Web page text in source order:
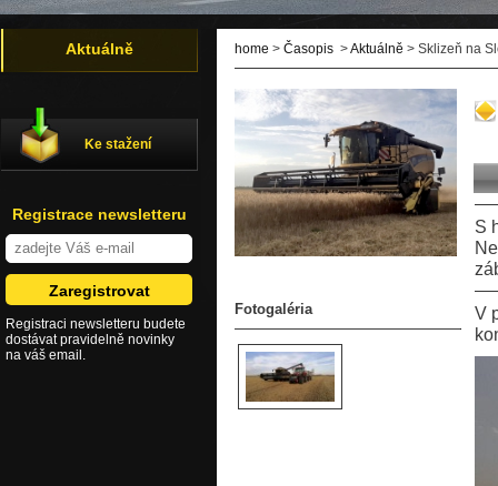
home > Časopis >Aktuálně > Sklizeň na
S
V
Fotogaléria
Aktuálně
Ke stažení
Registrace newsletteru
Registraci newsletteru budete
dostávat pravidelně novinky
na váš email.